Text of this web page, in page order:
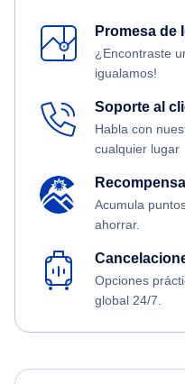
Promesa
¿Encontraste
igualamos!
Soporte al
Habla con
cualquier lugar
Acumula
ahorrar.
Opciones
global 24/7.